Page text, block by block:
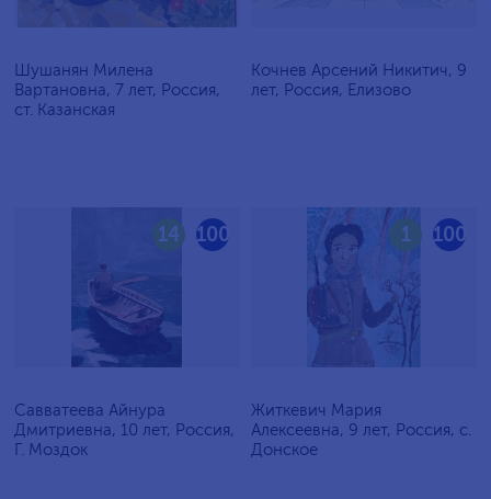
Шушанян Милена
Вартановна, 7 лет, Россия,
ст. Казанская
Кочнев Арсений Никитич, 9
лет, Россия, Елизово
100
14
Савватеева Айнура
Дмитриевна, 10 лет, Россия,
Г. Моздок
100
1
Житкевич Мария
Алексеевна, 9 лет, Россия, c.
Донское